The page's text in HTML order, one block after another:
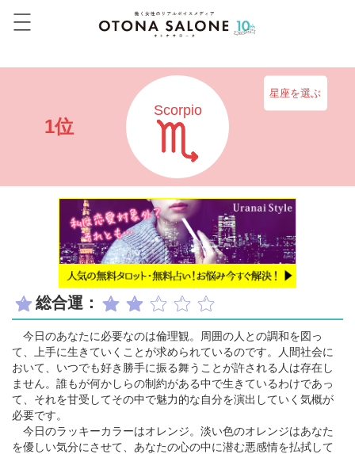
1位
Scorpio
星座を選ぶ
総合運：
今日のあなたに必要なのは倫理観。周囲の人との調和を図っ
て、上手に生きていくことが求められているのです。人間社会に
おいて、いつでも好き勝手に振る舞うことが許される人は存在し
ません。誰もが何かしらの制約がある中で生きているわけであっ
て、それを甘受してその中で魅力的な自分を演出していく気概が
必要です。
今日のラッキーカラーはオレンジ。淡い色のオレンジはあなた
を優しい気分にさせて、あなたの心の中に潜む悪感情を払拭して